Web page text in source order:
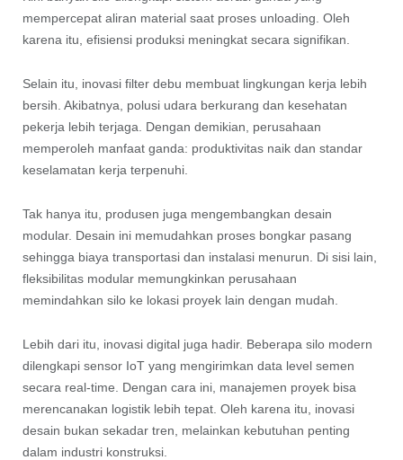
mempercepat aliran material saat proses unloading. Oleh
karena itu, efisiensi produksi meningkat secara signifikan.
Selain itu, inovasi filter debu membuat lingkungan kerja lebih
bersih. Akibatnya, polusi udara berkurang dan kesehatan
pekerja lebih terjaga. Dengan demikian, perusahaan
memperoleh manfaat ganda: produktivitas naik dan standar
keselamatan kerja terpenuhi.
Tak hanya itu, produsen juga mengembangkan desain
modular. Desain ini memudahkan proses bongkar pasang
sehingga biaya transportasi dan instalasi menurun. Di sisi lain,
fleksibilitas modular memungkinkan perusahaan
memindahkan silo ke lokasi proyek lain dengan mudah.
Lebih dari itu, inovasi digital juga hadir. Beberapa silo modern
dilengkapi sensor IoT yang mengirimkan data level semen
secara real-time. Dengan cara ini, manajemen proyek bisa
merencanakan logistik lebih tepat. Oleh karena itu, inovasi
desain bukan sekadar tren, melainkan kebutuhan penting
dalam industri konstruksi.